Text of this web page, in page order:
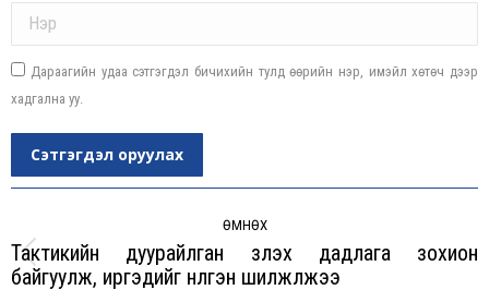
Дараагийн удаа сэтгэгдэл бичихийн тулд өөрийн нэр, имэйл хөтөч дээр
хадгална уу.
Сэтгэгдэл оруулах
navigation
ӨМНӨХ
Previous
Тактикийн дуурайлган үзүүлэх дадлага зохион
байгуулж, иргэдийг нүүлгэн шилжүүлжээ